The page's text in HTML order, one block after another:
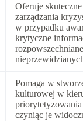
Oferuje
zarządzania
w przypadku
krytyczne
Pomaga w
kulturowej w
priorytetyzowania
czyniąc je